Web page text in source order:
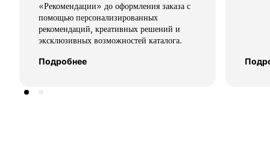
«Рекомендации» до оформления заказа с
помощью персонализированных
рекомендаций, креативных решений и
эксклюзивных возможностей каталога.
Подробнее